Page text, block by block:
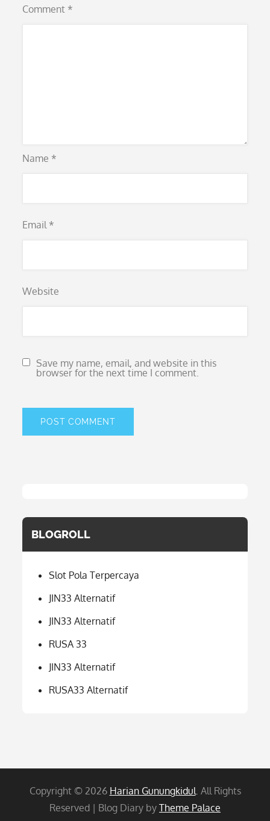
Comment *
Name *
Email *
Website
Save my name, email, and website in this
browser for the next time I comment.
BLOGROLL
Slot Pola Terpercaya
JIN33 Alternatif
JIN33 Alternatif
RUSA 33
JIN33 Alternatif
RUSA33 Alternatif
Copyright © 2026 Harian Gunungkidul. All Rights
Reserved | Blog Diary by Theme Palace